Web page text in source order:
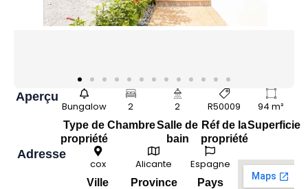
Aperçu
Bungalow
Type de
propriété
2
Chambre
2
Salle de
bain
R50009
Réf de la
propriété
94 m²
Superficie
Adresse
cox
Ville
Alicante
Province
Espagne
Pays